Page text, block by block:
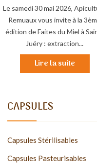
CAPSULES
Capsules Stérilisables
Capsules Pasteurisables
Le samedi 30 mai 2026,
Remuaux vous invite à la
édition de Faites du Miel à
Juéry : extraction...
Lire la suite